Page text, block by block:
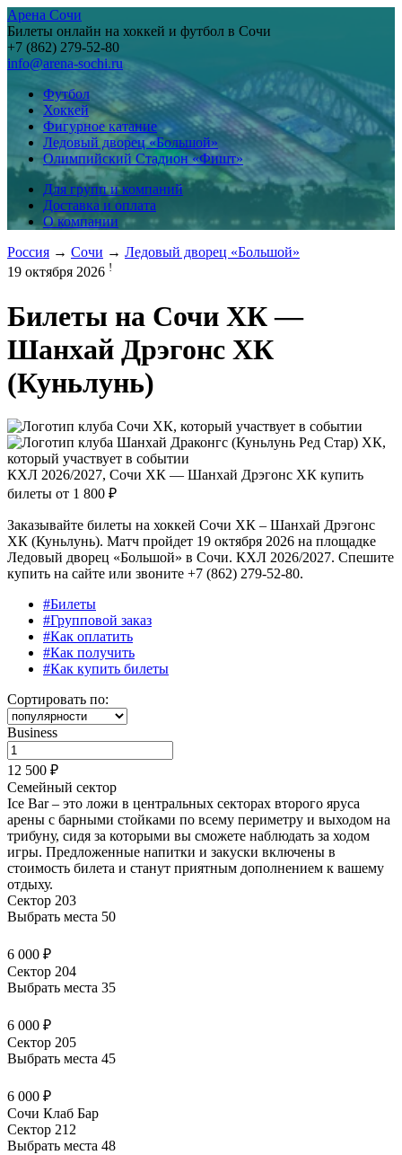
Арена Сочи
Билеты онлайн на хоккей и футбол в Сочи
+7 (862) 279-52-80
info@arena-sochi.ru
Футбол
Хоккей
Фигурное катание
Ледовый дворец «Большой»
Олимпийский Стадион «Фишт»
Для групп и компаний
Доставка и оплата
О компании
Россия → Сочи → Ледовый дворец «Большой»
19 октября 2026 !
Билеты на Сочи ХК —
Шанхай Дрэгонс ХК
(Куньлунь)
КХЛ 2026/2027, Сочи ХК — Шанхай Дрэгонс ХК купить
билеты от 1 800 ₽
Заказывайте билеты на хоккей Сочи ХК – Шанхай Дрэгонс
ХК (Куньлунь). Матч пройдет 19 октября 2026 на площадке
Ледовый дворец «Большой» в Сочи. КХЛ 2026/2027. Спешите
купить на сайте или звоните +7 (862) 279-52-80.
#Билеты
#Групповой заказ
#Как оплатить
#Как получить
#Как купить билеты
Сортировать по:
Business
12 500 ₽
Семейный сектор
Ice Bar – это ложи в центральных секторах второго яруса
арены с барными стойками по всему периметру и выходом на
трибуну, сидя за которыми вы сможете наблюдать за ходом
игры. Предложенные напитки и закуски включены в
стоимость билета и станут приятным дополнением к вашему
отдыху.
Сектор 203
Выбрать места 50
6 000 ₽
Сектор 204
Выбрать места 35
6 000 ₽
Сектор 205
Выбрать места 45
6 000 ₽
Сочи Клаб Бар
Сектор 212
Выбрать места 48